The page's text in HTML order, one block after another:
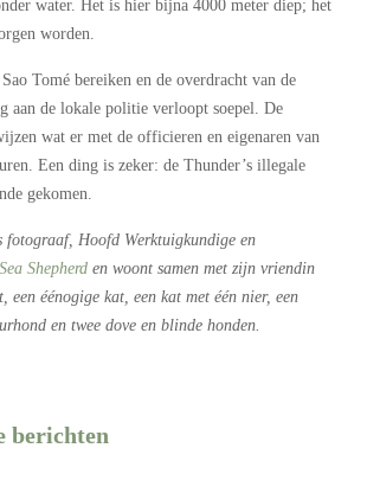
water. Het is hier bijna 4000 meter diep; het
worden.
Tomé bereiken en de overdracht van de
aan de lokale politie verloopt soepel. De
wat er met de officieren en eigenaren van
Een ding is zeker: de Thunder’s illegale
gekomen.
fotograaf, Hoofd Werktuigkundige en
Sea Shepherd en woont samen met zijn vriendin
een éénogige kat, een kat met één nier, een
en twee dove en blinde honden.
berichten